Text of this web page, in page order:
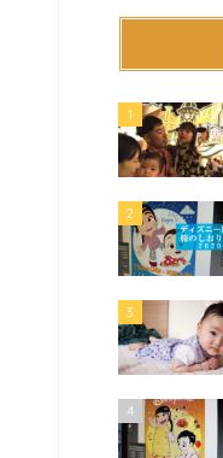
1
2
3
4